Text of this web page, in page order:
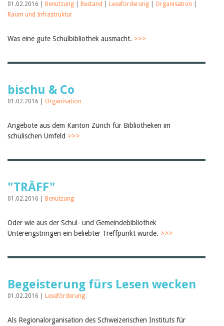
Felicitas Isler
Andrea Grichting
Manuela Nyffeler-Lanker
Juni 2026
März 2026
September 2025
Juli 2025
März 2025
2023
2022
2019
2018
2013
2012
01.02.2016 | Benutzung Bestand Leseförderung Organisation
Raum und Infrastruktur
Was eine gute Schulbibliothek ausmacht. >>>
bischu & Co
01.02.2016 | Organisation
Angebote aus dem Kanton Zürich für Bibliotheken im
schulischen Umfeld >>>
"TRÄFF"
01.02.2016 | Benutzung
Oder wie aus der Schul- und Gemeindebibliothek
Unterengstringen ein beliebter Treffpunkt wurde. >>>
Begeisterung fürs Lesen wecken
01.02.2016 | Leseförderung
Als Regionalorganisation des Schweizerischen Instituts für